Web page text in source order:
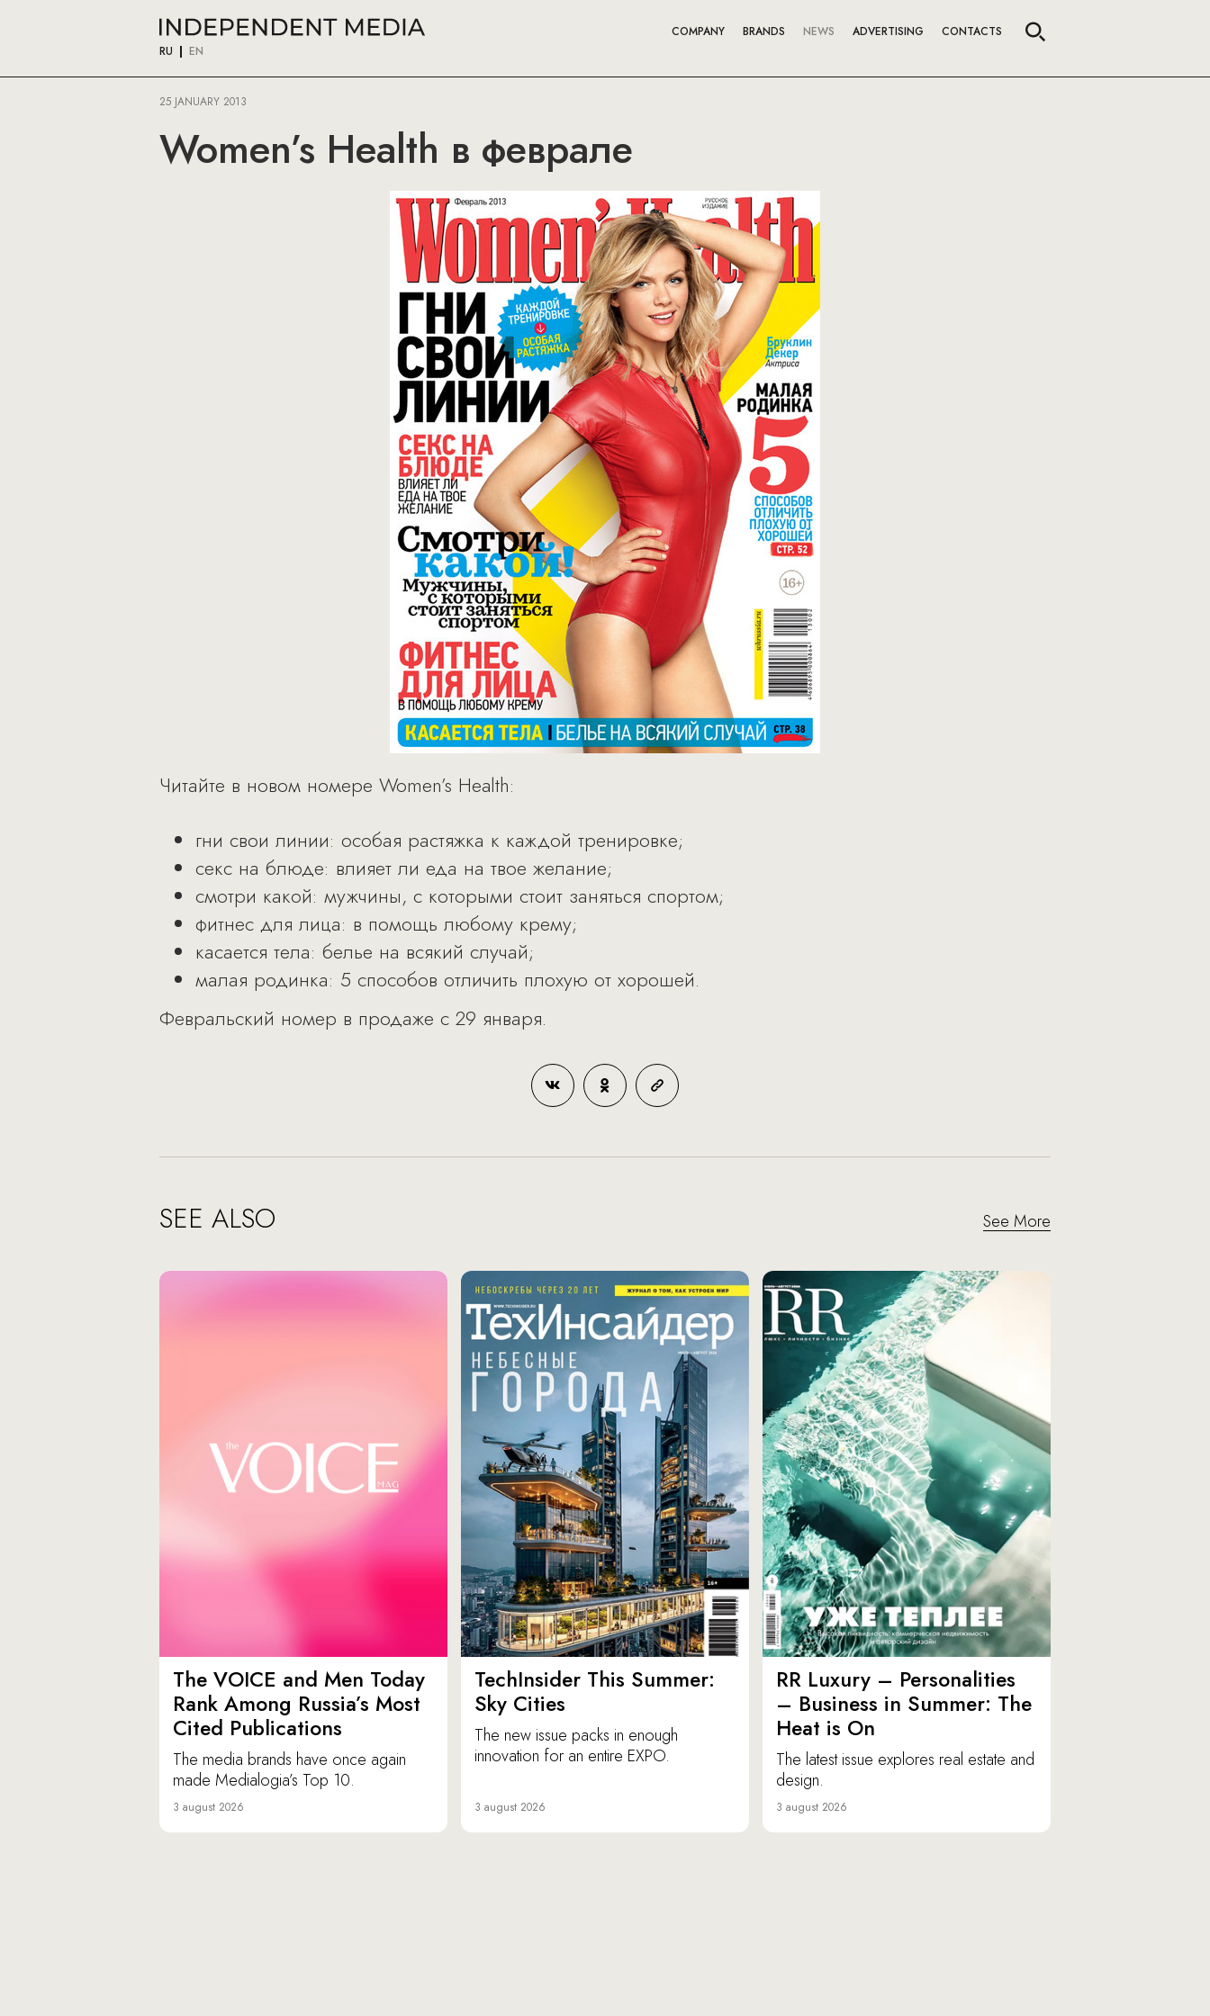
RU EN
COMPANY BRANDS NEWS ADVERTISING CONTACTS
25 JANUARY 2013
Women’s Health в феврале
Читайте в новом номере Women’s Health:
гни свои линии: особая растяжка к каждой тренировке;
секс на блюде: влияет ли еда на твое желание;
смотри какой: мужчины, с которыми стоит заняться спортом;
фитнес для лица: в помощь любому крему;
касается тела: белье на всякий случай;
малая родинка: 5 способов отличить плохую от хорошей.
Февральский номер в продаже с 29 января.
SEE ALSO See More
The VOICE and Men Today
Rank Among Russia’s Most
Cited Publications
The media brands have once again
made Medialogia’s Top 10.
3 august 2026
TechInsider This Summer:
Sky Cities
The new issue packs in enough
innovation for an entire EXPO.
3 august 2026
RR Luxury – Personalities
– Business in Summer: The
Heat is On
The latest issue explores real estate and
design.
3 august 2026